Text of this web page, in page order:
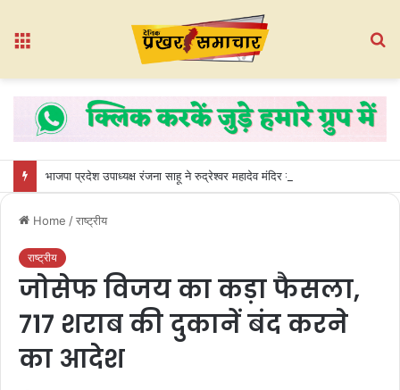
Home /राष्ट्रीय
राष्ट्रीय
जोसेफ विजय का कड़ा फैसला,
717 शराब की दुकानें बंद करने
का आदेश